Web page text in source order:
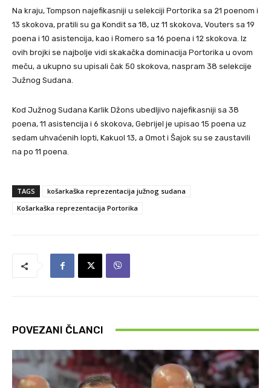
Na kraju, Tompson najefikasniji u selekciji Portorika sa 21 poenom i
13 skokova, pratili su ga Kondit sa 18, uz 11 skokova, Vouters sa 19
poena i 10 asistencija, kao i Romero sa 16 poena i 12 skokova. Iz
ovih brojki se najbolje vidi skakačka dominacija Portorika u ovom
meču, a ukupno su upisali čak 50 skokova, naspram 38 selekcije
Južnog Sudana.
Kod Južnog Sudana Karlik Džons ubedljivo najefikasniji sa 38
poena, 11 asistencija i 6 skokova, Gebrijel je upisao 15 poena uz
sedam uhvaćenih lopti, Kakuol 13, a Omot i Šajok su se zaustavili
na po 11 poena.
TAGS
košarkaška reprezentacija južnog sudana
Košarkaška reprezentacija Portorika
POVEZANI ČLANCI